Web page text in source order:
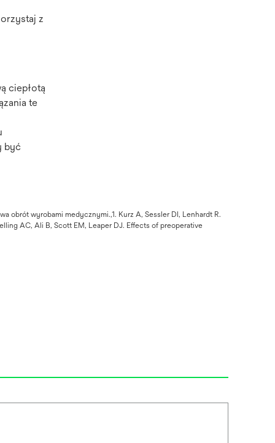
z
ciepłotą
te
być
obrót wyrobami medycznymi.,1. Kurz A, Sessler DI, Lenhardt R.
AC, Ali B, Scott EM, Leaper DJ. Effects of preoperative